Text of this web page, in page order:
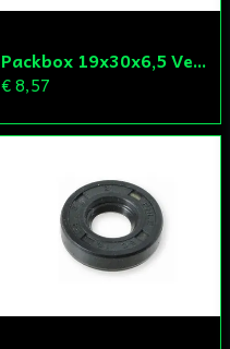
Packbox 19x30x6,5 Vevparti Vä Aprilia/Derbi/Gilera (original)
€ 8,57